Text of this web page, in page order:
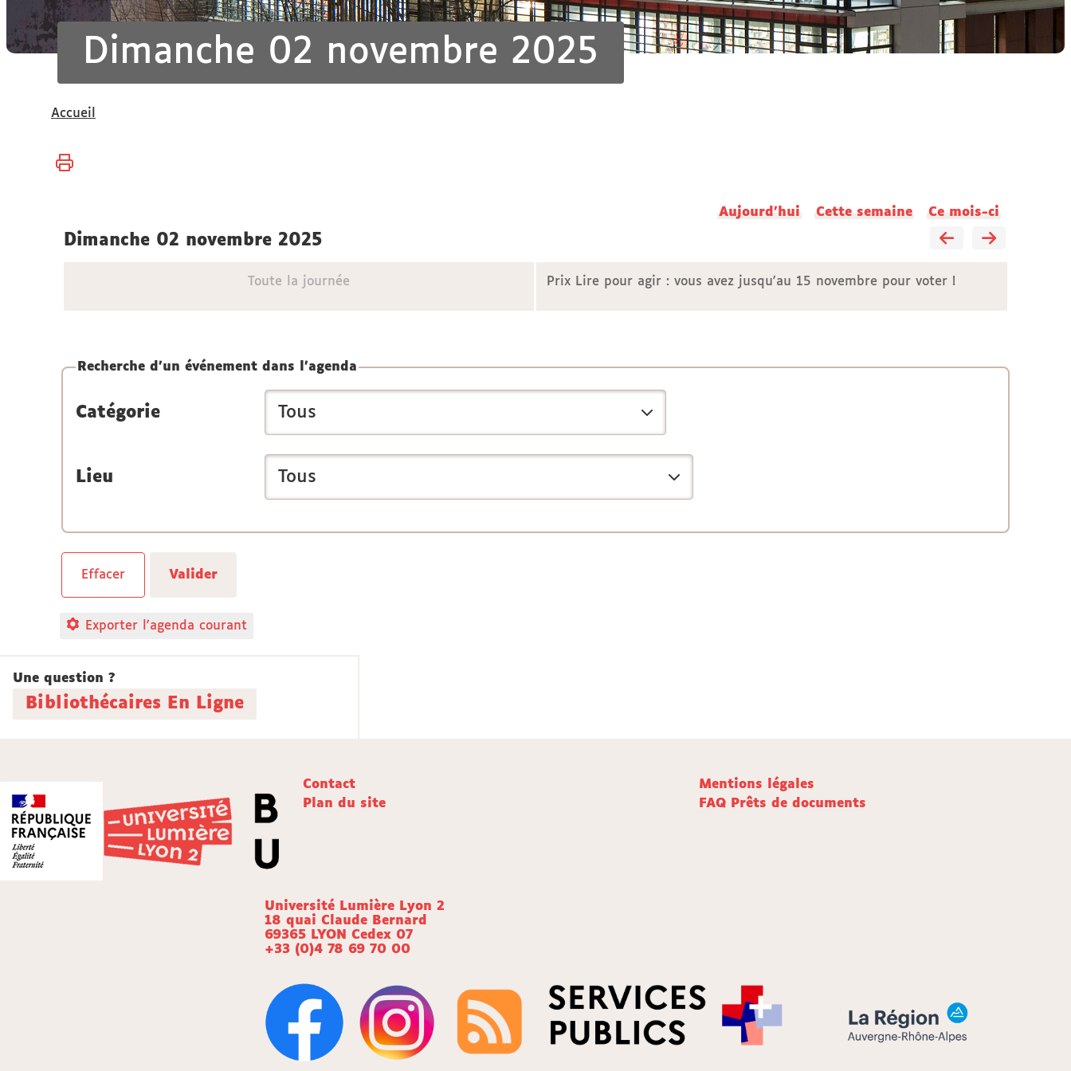
Dimanche 02 novembre 2025
Vous
ici :
Accueil
Aujourd'hui Cette semaine Ce mois-ci
dimanche 02 novembre 2025
Toute la journée Prix Lire pour agir : vous avez jusqu'au 15 novembre pour voter !
Recherche d'un événement dans l'agenda
Catégorie
Lieu
Exporter l'agenda courant
Une question ?
Bibliothécaires En Ligne
Contact
Mentions légales
Plan du site
FAQ Prêts de documents
Université Lumière Lyon 2
18 quai Claude Bernard
69365 LYON Cedex 07
+33 (0)4 78 69 70 00